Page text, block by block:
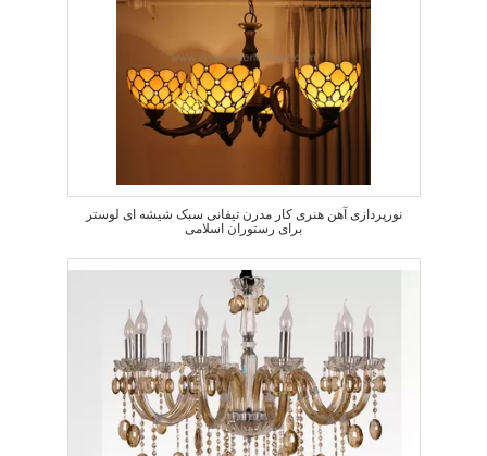
نورپردازی آهن هنری کار مدرن تیفانی سبک شیشه ای لوستر
برای رستوران اسلامی